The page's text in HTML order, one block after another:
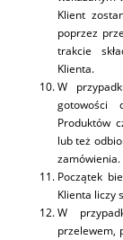
Klient
poprzez
trakcie
Klienta.
W
gotowości
Produktów
lub też
zamówienia.
Początek
Klienta liczy
W
przelewem,